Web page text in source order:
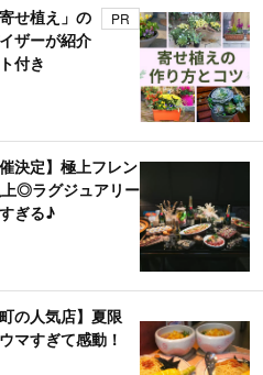
せ植え」の
ザーが紹介
付き
PR
決定】極上フレン
◎ラグジュアリー
ぎる♪
の人気店】夏限
マすぎて感動！